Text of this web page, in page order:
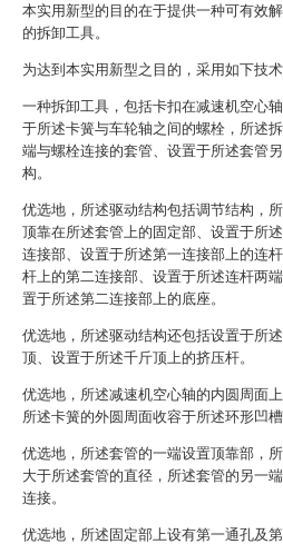
本实用新型的目的在于提供一种可有效
的拆卸工具。
为达到本实用新型之目的，采用如下技术
一种拆卸工具，包括卡扣在减速机空心
于所述卡簧与车轮轴之间的螺栓，所述
端与螺栓连接的套管、设置于所述套管
构。
优选地，所述驱动结构包括调节结构，
顶靠在所述套管上的固定部、设置于所
连接部、设置于所述第一连接部上的连
杆上的第二连接部、设置于所述连杆两
置于所述第二连接部上的底座。
优选地，所述驱动结构还包括设置于所
顶、设置于所述千斤顶上的挤压杆。
优选地，所述减速机空心轴的内圆周面
所述卡簧的外圆周面收容于所述环形凹槽
优选地，所述套管的一端设置顶靠部，
大于所述套管的直径，所述套管的另一
连接。
优选地，所述固定部上设有第一通孔及